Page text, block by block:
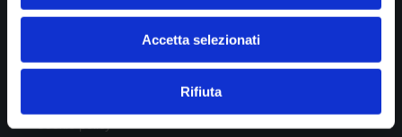
Accetta selezionati
Rifiuta
Cookie policy